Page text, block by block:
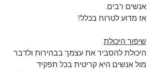
אנשים רבים.
אז מדוע לטרוח בכלל?
שיפור היכולת
היכולת להסביר את עצמך בבהירות ולדבר
מול אנשים היא קריטית בכל תפקיד